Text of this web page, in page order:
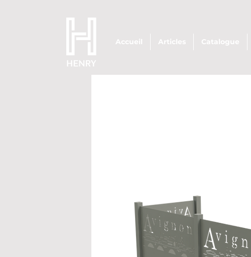
Accueil Articles Catalogue